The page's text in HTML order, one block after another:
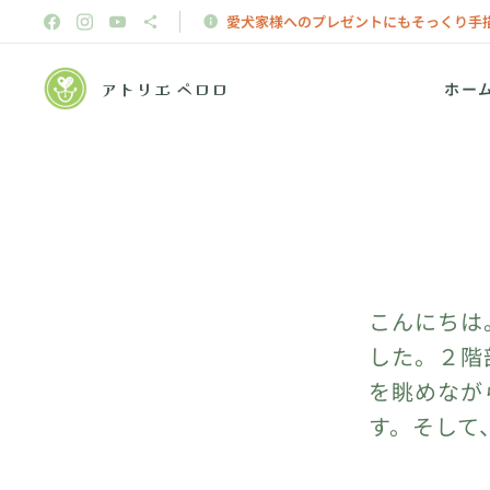
愛犬家様へのプレゼントにもそっくり手
アトリエ ペロロ ホー
こんにち
した。２
を眺めな
す。そし